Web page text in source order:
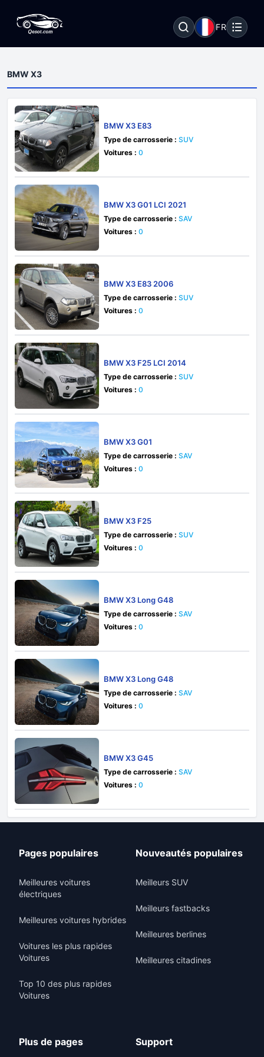
FR
BMW X3
BMW X3 E83
Type de carrosserie : SUV
Voitures : 0
BMW X3 G01 LCI 2021
Type de carrosserie : SAV
Voitures : 0
BMW X3 E83 2006
Type de carrosserie : SUV
Voitures : 0
BMW X3 F25 LCI 2014
Type de carrosserie : SUV
Voitures : 0
BMW X3 G01
Type de carrosserie : SAV
Voitures : 0
BMW X3 F25
Type de carrosserie : SUV
Voitures : 0
BMW X3 Long G48
Type de carrosserie : SAV
Voitures : 0
BMW X3 Long G48
Type de carrosserie : SAV
Voitures : 0
BMW X3 G45
Type de carrosserie : SAV
Voitures : 0
Pages populaires
Meilleures voitures
électriques
Meilleures voitures hybrides
Voitures les plus rapides
Voitures
Top 10 des plus rapides
Voitures
Nouveautés populaires
Meilleurs SUV
Meilleurs fastbacks
Meilleures berlines
Meilleures citadines
Plus de pages Support